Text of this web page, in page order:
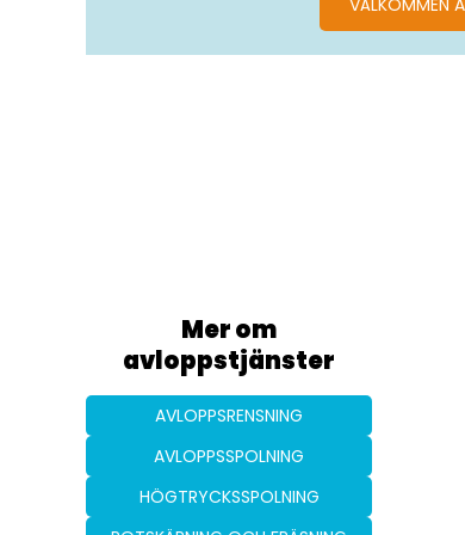
VÄLKOMMEN
Mer om
avloppstjänster
AVLOPPSRENSNING
AVLOPPSSPOLNING
HÖGTRYCKSSPOLNING